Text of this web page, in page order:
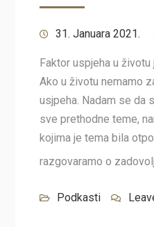
31. Januara 2021.
Faktor uspjeha u
Ako u životu nemamo
usjpeha. Nadam se da
sve prethodne teme,
kojima je tema bila
razgovaramo o
Podkasti